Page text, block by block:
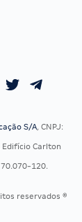
S/A, CNPJ:
Edifício Carlton
70.070-120.
reservados ®